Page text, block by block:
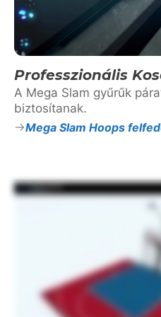
Professzionális
A Mega Slam gyűrűk
biztosítanak.
Mega Slam Hoops